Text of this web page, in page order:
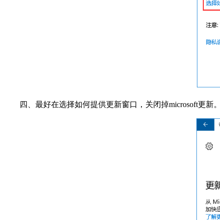
四、最好在选择如何提供更新窗口，关闭掉microsoft更新